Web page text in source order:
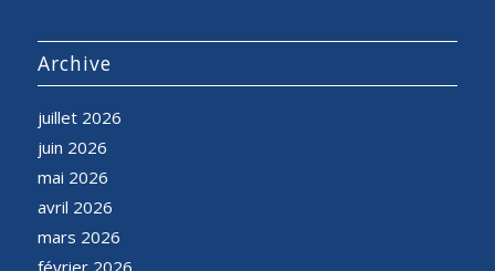
Archive
juillet 2026
juin 2026
mai 2026
avril 2026
mars 2026